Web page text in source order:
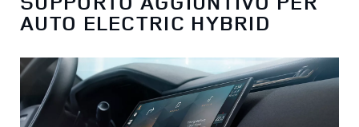
AUTO ELECTRIC HYBRID